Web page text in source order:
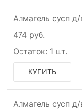
Алмагель сусп
474 руб.
Остаток: 1 шт.
КУПИТЬ
Алмагель сусп